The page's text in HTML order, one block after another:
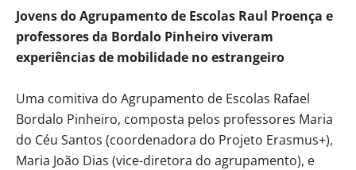
Jovens do Agrupamento de Escolas Raul Proença e
professores da Bordalo Pinheiro viveram
experiências de mobilidade no estrangeiro
Uma comitiva do Agrupamento de Escolas Rafael
Bordalo Pinheiro, composta pelos professores Maria
do Céu Santos (coordenadora do Projeto Erasmus+),
Maria João Dias (vice-diretora do agrupamento), e